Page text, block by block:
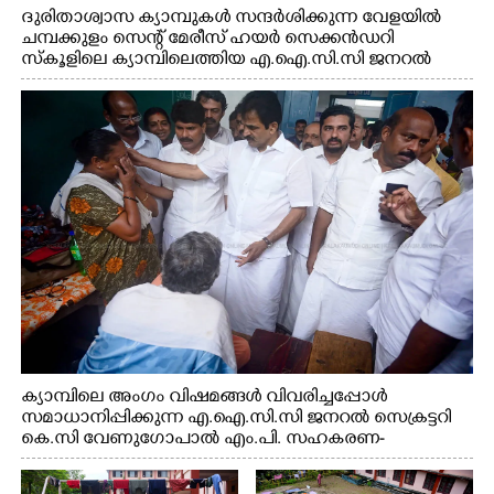
ദുരിതാശ്വാസ ക്യാമ്പുകൾ സന്ദർശിക്കുന്ന വേളയിൽ
ചമ്പക്കുളം സെന്റ് മേരീസ് ഹയർ സെക്കൻഡറി
സ്കൂളിലെ ക്യാമ്പിലെത്തിയ എ.ഐ.സി.സി ജനറൽ
സെക്രട്ടറി കെ.സി വേണുഗോപാൽ എം.പി കുരുന്നിനെ
എടുത്ത് ലാളിച്ചപ്പോൾ. സഹകരണ-എക്സൈസ്
വകുപ്പ് മന്ത്രി എം. ലിജു, കൃഷിവകുപ്പ് മന്ത്രി ടി. സിദ്ദിഖ്,
റെജി ചെറിയാൻ എം. എൽ. എ എന്നിവർ സമീപം
ക്യാമ്പിലെ അംഗം വിഷമങ്ങൾ വിവരിച്ചപ്പോൾ
സമാധാനിപ്പിക്കുന്ന എ.ഐ.സി.സി ജനറൽ സെക്രട്ടറി
കെ.സി വേണുഗോപാൽ എം.പി. സഹകരണ-
എക്സൈസ് വകുപ്പ് മന്ത്രി എം. ലിജു, എന്നിവർ